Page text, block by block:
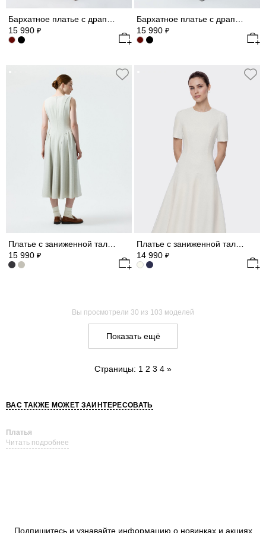
Бархатное платье с драпировками
15 990 ₽
Бархатное платье с драпировками
15 990 ₽
15 990 ₽
14 990 ₽
Вы просмотрели 30 из 103 моделей
Показать ещё
Страницы: 1 2 3 4 »
ВАС ТАКЖЕ МОЖЕТ ЗАИНТЕРЕСОВАТЬ
Платья
Читать подробнее
Подпишитесь и узнавайте информацию о новинках и акциях